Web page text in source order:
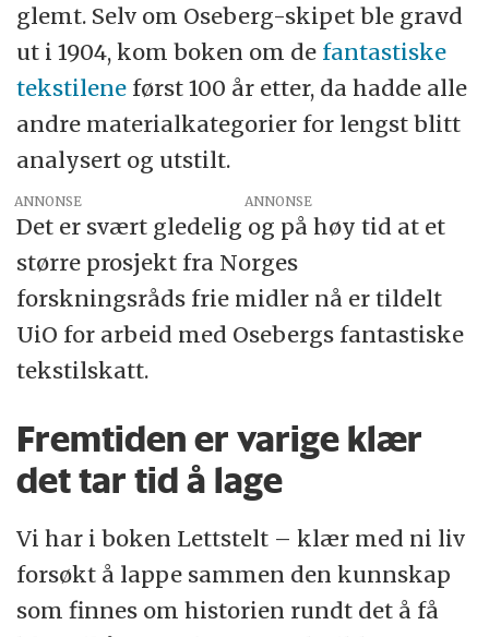
glemt. Selv om Oseberg-skipet ble gravd
ut i 1904, kom boken om de fantastiske
tekstilene først 100 år etter, da hadde alle
andre materialkategorier for lengst blitt
analysert og utstilt.
ANNONSE
Det er svært gledelig og på høy tid at et
større prosjekt fra Norges
forskningsråds frie midler nå er tildelt
UiO for arbeid med Osebergs fantastiske
tekstilskatt.
Fremtiden er varige klær
det tar tid å lage
Vi har i boken Lettstelt – klær med ni liv
forsøkt å lappe sammen den kunnskap
som finnes om historien rundt det å få